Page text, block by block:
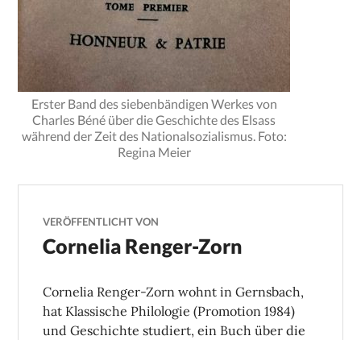
Erster Band des siebenbändigen Werkes von
Charles Béné über die Geschichte des Elsass
während der Zeit des Nationalsozialismus. Foto:
Regina Meier
VERÖFFENTLICHT VON
Cornelia Renger-Zorn
Cornelia Renger-Zorn wohnt in Gernsbach,
hat Klassische Philologie (Promotion 1984)
und Geschichte studiert, ein Buch über die